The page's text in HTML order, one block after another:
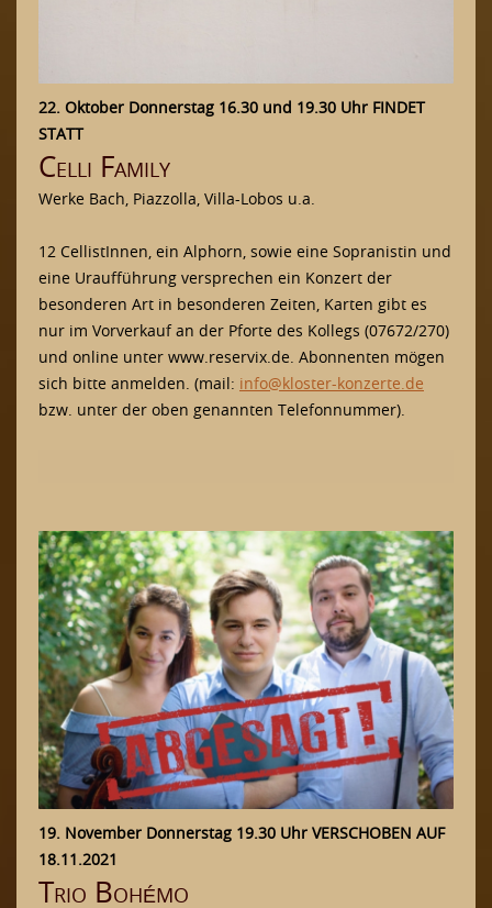
22. Oktober Donnerstag 16.30 und 19.30 Uhr FINDET
STATT
Celli Family
Werke Bach, Piazzolla, Villa-Lobos u.a.
12 CellistInnen, ein Alphorn, sowie eine Sopranistin und
eine Uraufführung versprechen ein Konzert der
besonderen Art in besonderen Zeiten, Karten gibt es
nur im Vorverkauf an der Pforte des Kollegs (07672/270)
und online unter www.reservix.de. Abonnenten mögen
sich bitte anmelden. (mail: info@kloster-konzerte.de
bzw. unter der oben genannten Telefonnummer).
19. November Donnerstag 19.30 Uhr VERSCHOBEN AUF
18.11.2021
Trio Bohémo